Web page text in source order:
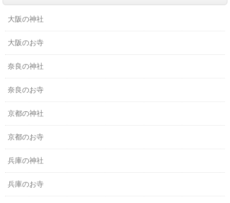
大阪の神社
大阪のお寺
奈良の神社
奈良のお寺
京都の神社
京都のお寺
兵庫の神社
兵庫のお寺